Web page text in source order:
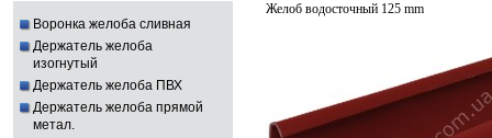
Воронка желоба сливная
Держатель желоба
изогнутый
Держатель желоба ПВХ
Держатель желоба прямой
метал.
Желоб водосточный 125 mm